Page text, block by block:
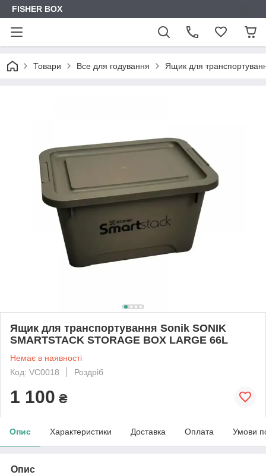
FISHER BOX
Товари Все для годування Ящик для
Ящик для транспортування Sonik SONIK
SMARTSTACK STORAGE BOX LARGE 66L
Немає в наявності
Код: VC0018
Роздріб
1 100 ₴
Опис Характеристики Доставка Оплата Умови
Опис